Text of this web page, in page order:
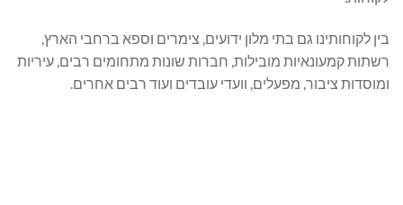
בין לקוחותינו גם בתי מלון ידועים, צימרים וספא ברחבי הארץ,
רשתות קמעונאיות מובילות, חברות שונות מתחומים רבים, עיריות
ומוסדות ציבור, מפעלים, וועדי עובדים ועוד רבים אחרים.